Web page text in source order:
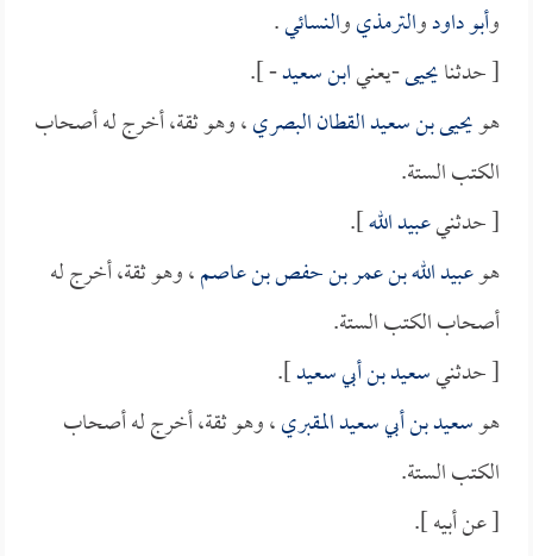
وأبو داودوالترمذيوالنسائي.
[ حدثنايحيى-يعنيابن سعيد- ].
هويحيى بن سعيد القطان البصري، وهو ثقة، أخرج له أصحاب
الكتب الستة.
[ حدثنيعبيد الله].
هوعبيد الله بن عمر بن حفص بن عاصم، وهو ثقة، أخرج له
أصحاب الكتب الستة.
[ حدثنيسعيد بن أبي سعيد].
هوسعيد بن أبي سعيد المقبري، وهو ثقة، أخرج له أصحاب
الكتب الستة.
[ عن أبيه ].